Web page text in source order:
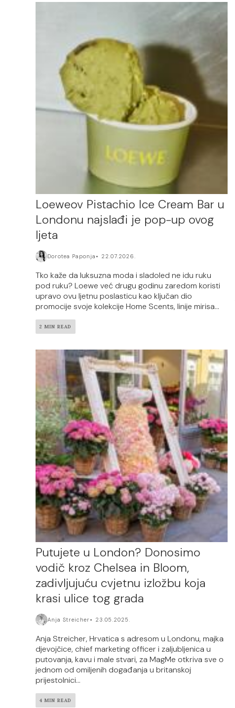
Loeweov Pistachio Ice Cream Bar u
Londonu najslađi je pop-up ovog
ljeta
Dorotea Paponja 22.07.2026.
Tko kaže da luksuzna moda i sladoled ne idu ruku
pod ruku? Loewe već drugu godinu zaredom koristi
upravo ovu ljetnu poslasticu kao ključan dio
promocije svoje kolekcije Home Scents, linije mirisa...
2 MIN READ
Putujete u London? Donosimo
vodič kroz Chelsea in Bloom,
zadivljujuću cvjetnu izložbu koja
krasi ulice tog grada
Anja Streicher 23.05.2025.
Anja Streicher, Hrvatica s adresom u Londonu, majka
djevojčice, chief marketing officer i zaljubljenica u
putovanja, kavu i male stvari, za MagMe otkriva sve o
jednom od omiljenih događanja u britanskoj
prijestolnici...
4 MIN READ